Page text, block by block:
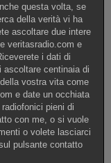
questa volta, se
della verità vi ha
ascoltare due intere
veritasradio.com e
i dati di
ascoltare centinaia di
vostra vita come
e date un occhiata
pieni di
con me, o si vuole
o volete lasciarci
pulsante contatto